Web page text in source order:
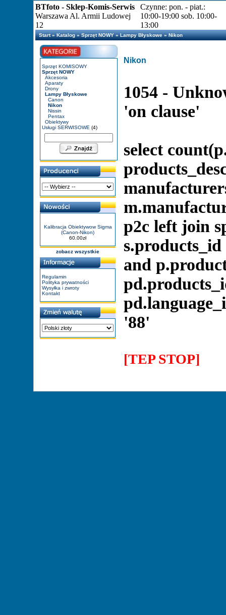
BTfoto - Sklep-Komis-Serwis
Warszawa Al. Armii Ludowej
12
Czynne: pon. - piat.:
10:00-19:00 sob. 10:00-
13:00
Start»Katalog»Sprzęt NOWY»Lampy Błyskowe»Nikon
Sprzęt KOMISOWY
Sprzęt NOWY
Akcesoria
Aparaty
Drony
Lampy Błyskowe
Canon
Nikon
Nissin
Pentax
Obiektywy
Usługi SERWISOWE (4)
Kalibracja Obiektywow Sigma
(Canon-Nikon)
60.00zł
zobacz wszystkie
Regulamin
Polityka prywatności
Wysyłka i zwroty
Kontakt
Nikon
1054 -
'on clause'
select
p2c left join
and
'88'
[TEP STOP]